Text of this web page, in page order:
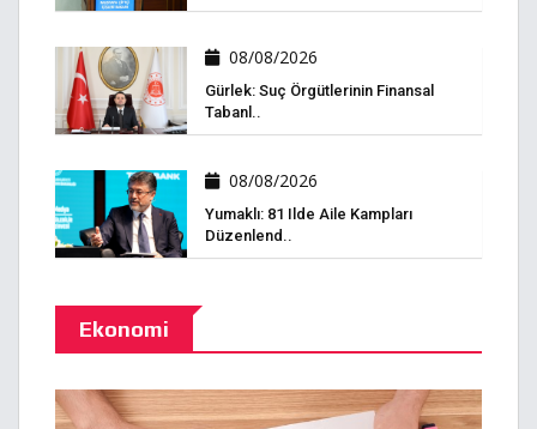
08/08/2026
Gürlek: Suç Örgütlerinin Finansal
Tabanl..
08/08/2026
Yumaklı: 81 Ilde Aile Kampları
Düzenlend..
Ekonomi